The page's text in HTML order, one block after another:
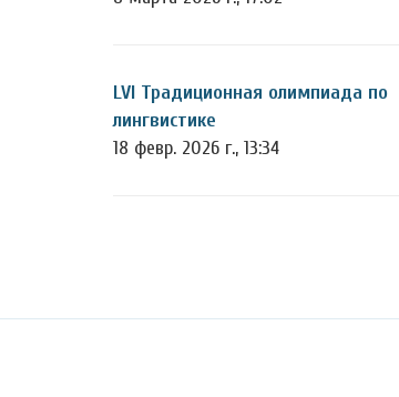
LVI Традиционная олимпиада по
лингвистике
18 февр. 2026 г., 13:34